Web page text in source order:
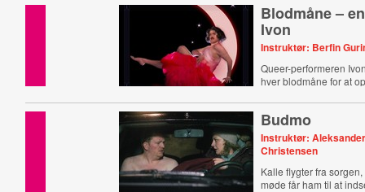
Blodmåne –
Ivon
Instruktør: Berfin
Queer-performeren
hver blodmåne for at
Budmo
Instruktør:
Christensen
Kalle flygter fra
møde får ham til at